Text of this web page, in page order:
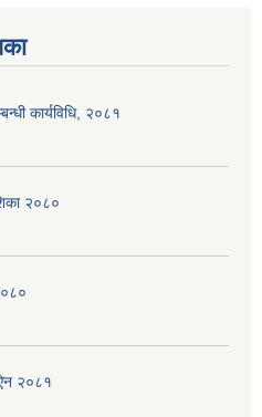
कार्यविधि, २०८१
२०८०
२०८१